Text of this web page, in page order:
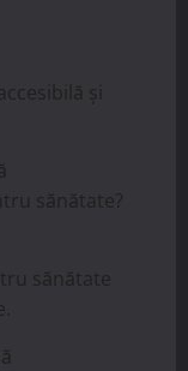
și
sănătate?
sănătate